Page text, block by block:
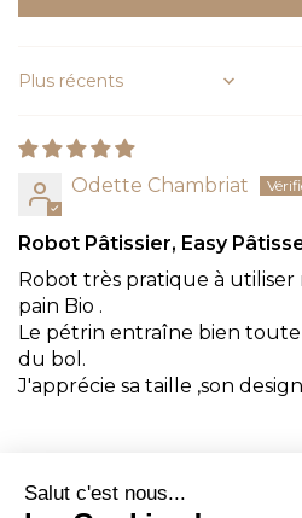
Sort by
Odette Chambriat
Robot Pâtissier, Easy
Robot très pratique à
pain Bio .
Le pétrin entraîne bien toute
du bol.
J'apprécie sa taille ,son